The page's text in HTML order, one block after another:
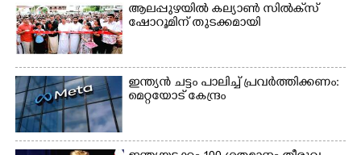
ആലപ്പുഴയിൽ കല്യാൺ സിൽക്‌സ്
ഷോറൂമിന് തുടക്കമായി
ഇന്ത്യൻ ചട്ടം പാലിച്ച് പ്രവർത്തിക്കണം:
മെറ്റയോട് കേന്ദ്രം